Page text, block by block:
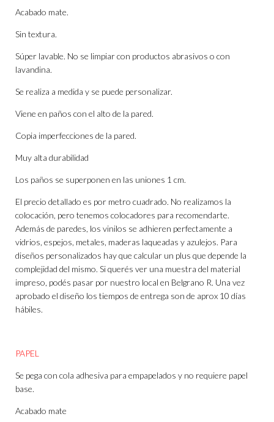
Acabado mate.
Sin textura.
Súper lavable. No se limpiar con productos abrasivos o con
lavandina.
Se realiza a medida y se puede personalizar.
Viene en paños con el alto de la pared.
Copia imperfecciones de la pared.
Muy alta durabilidad
Los paños se superponen en las uniones 1 cm.
El precio detallado es por metro cuadrado. No realizamos la
colocación, pero tenemos colocadores para recomendarte.
Además de paredes, los vinilos se adhieren perfectamente a
vidrios, espejos, metales, maderas laqueadas y azulejos. Para
diseños personalizados hay que calcular un plus que depende la
complejidad del mismo. Si querés ver una muestra del material
impreso, podés pasar por nuestro local en Belgrano R. Una vez
aprobado el diseño los tiempos de entrega son de aprox 10 días
hábiles.
PAPEL
Se pega con cola adhesiva para empapelados y no requiere papel
base.
Acabado mate